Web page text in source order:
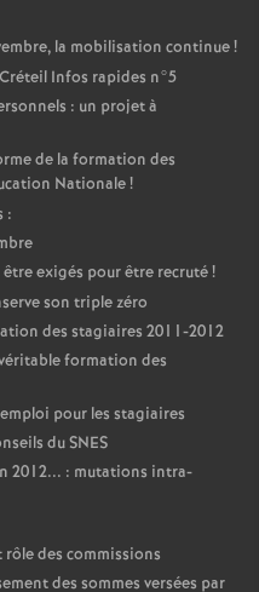
la mobilisation continue!
Créteil Infos rapides n°5
: un projet à
de la formation des
Nationale!
:
exigés pour être recruté!
son triple zéro
des stagiaires 2011-2012
formation des
pour les stagiaires
duSNES
2012... : mutations intra-
des commissions
des sommes versées par